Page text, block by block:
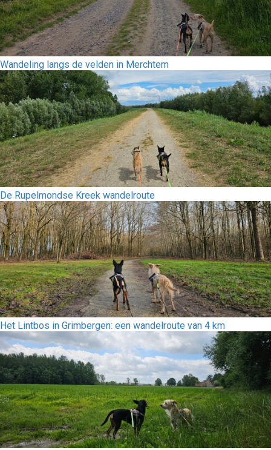
Wandeling langs de velden in Merchtem
De Rupelmondse Kreek wandelroute
Het Lintbos in Grimbergen: een wandelroute van 4 km